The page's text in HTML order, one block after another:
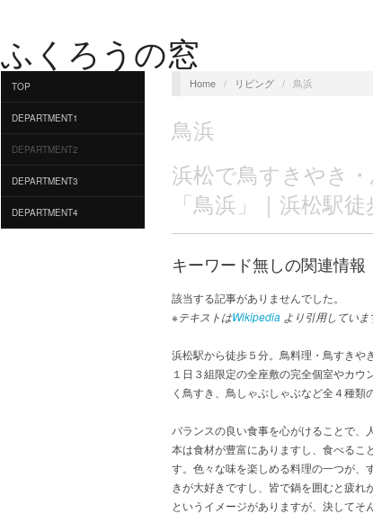
ふくろうの窓
TOP
DEPARTMENT1
DEPARTMENT2
DEPARTMENT3
DEPARTMENT4
Home / リビング / 鳥浜
鳥浜
浜松で鳥すきやき
「鳥浜」｜浜松駅
キーワード無しの関連情報
該当する記事がありませんでした。
※テキストはWikipedia より引用していま
浜松駅から徒歩５分。鳥料理・鳥すきや
１日３組限定の全座敷の完全個室やカ
く鳥すき、鳥しゃぶしゃぶなど全４種類
バランスの良い食事を心がけることで、
本は食材が豊富にありますし、食べるこ
す。色々な味を楽しめる料理の一つが、
きが大好きですし、皆で鍋を囲むと疲
というイメージがありますが、決して